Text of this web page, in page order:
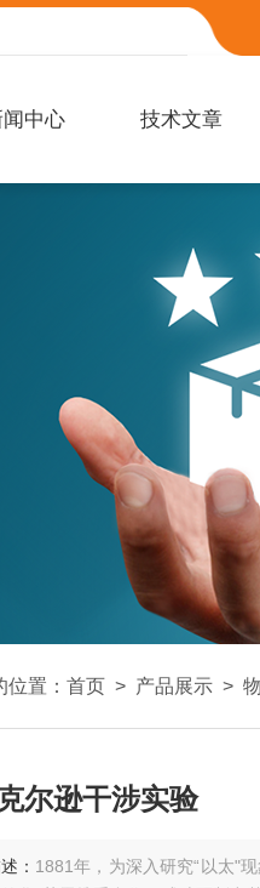
闻中心 技术文章
位置： 首页 > 产品展示 >
尔逊干涉实验
： 1881年，为深入研究“以太"